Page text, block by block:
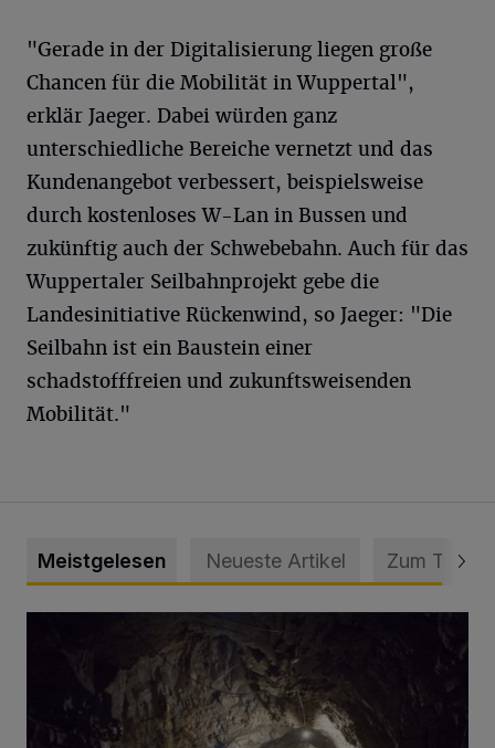
"Gerade in der Digitalisierung liegen große
Chancen für die Mobilität in Wuppertal",
erklär Jaeger. Dabei würden ganz
unterschiedliche Bereiche vernetzt und das
Kundenangebot verbessert, beispielsweise
durch kostenloses W-Lan in Bussen und
zukünftig auch der Schwebebahn. Auch für das
Wuppertaler Seilbahnprojekt gebe die
Landesinitiative Rückenwind, so Jaeger: "Die
Seilbahn ist ein Baustein einer
schadstofffreien und zukunftsweisenden
Mobilität."
Meistgelesen Neueste Artikel Zum Thema